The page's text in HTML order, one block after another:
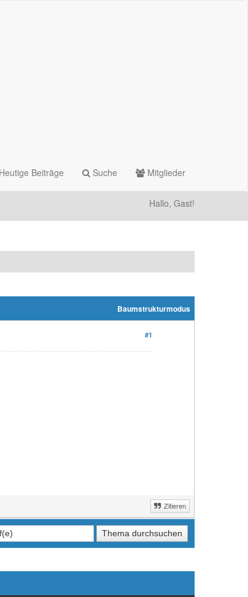
Heutige Beiträge Suche Mitglieder
Hallo, Gast!
Baumstrukturmodus
#1
Zitieren